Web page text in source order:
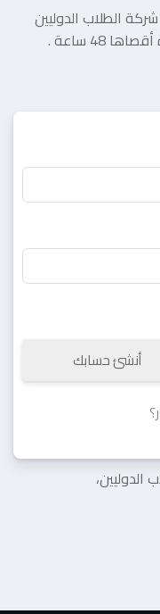
الطلاب الدوليين
48 ساعة .
أنشئ حسابك
الدوليين،